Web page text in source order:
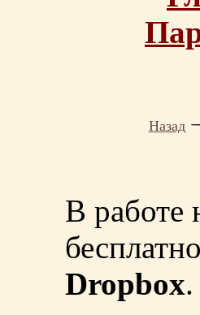
Назад
В работе
Dropbox.